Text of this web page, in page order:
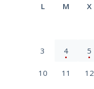
L M X
3 4 5
10 11 12